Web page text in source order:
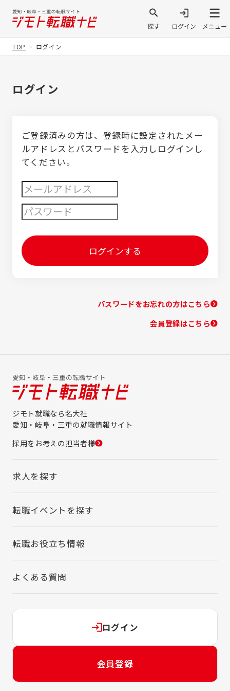
TOP ログイン
ログイン
ご登録済みの方は、登録時に設定されたメー
ルアドレスとパスワードを入力しログインし
てください。
ログインする
パスワードをお忘れの方はこちら
会員登録はこちら
ジモト就職なら名大社
愛知・岐阜・三重の就職情報サイト
採用をお考えの担当者様
求人を探す
転職イベントを探す
転職お役立ち情報
よくある質問
ログイン
会員登録